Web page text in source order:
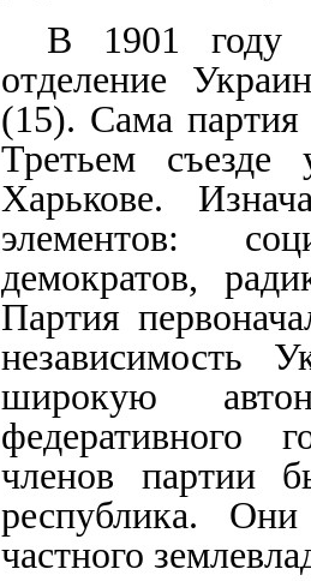
В 1901 году
отделение
(15). Сама партия
Третьем съезде
Харькове.
элементов:
демократов,
Партия
независимость
широкую
федеративного
членов партии
республика.
частного